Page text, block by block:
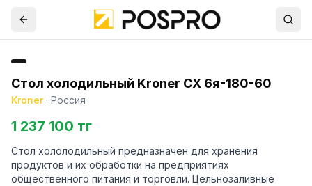
Стол холодильный Kroner СХ 6я-180-60
Kroner· Россия
1 237 100 тг
Стол хололодильный предназначен для хранения
продуктов и их обработки на предприятиях
общественного питания и торговли. Цельнозаливные